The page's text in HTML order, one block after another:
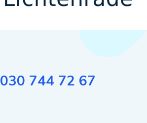
030 744 72 67